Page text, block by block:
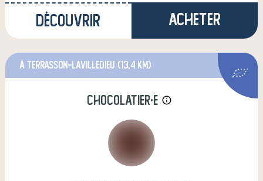
Découvrir Acheter
à Terrasson-Lavilledieu (13,4 km)
chocolatier·e info_outline